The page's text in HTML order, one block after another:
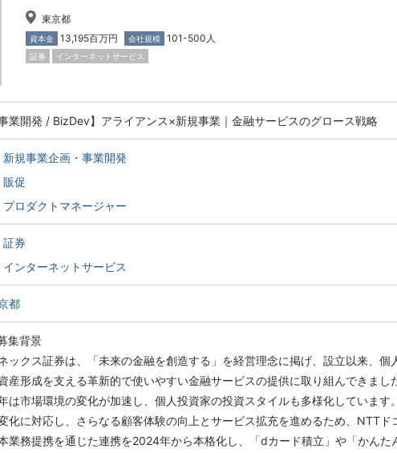
東京都
資本金 13,195百万円 会社規模 101-500人
証券 インターネットサービス
事業開発 / BizDev】アライアンス×新規事業｜金融サービスのグロース戦略
新規事業企画・事業開発
販促
プロダクトマネージャー
証券
インターネットサービス
都
集背景
ックス証券は、「未来の金融を創造する」を経営理念に掲げ、設立以来、個
産形成を支える革新的で使いやすい金融サービスの提供に取り組んできまし
は市場環境の変化が加速し、個人投資家の投資スタイルも多様化しています
化に対応し、さらなる顧客体験の向上とサービス拡充を進めるため、NTTド
業務提携を通じた連携を2024年から本格化し、「dカード積立」や「かんた